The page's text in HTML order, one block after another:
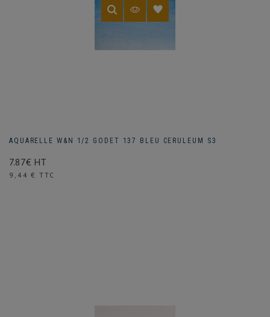
AQUARELLE W&N 1/2 GODET 137 BLEU CERULEUM S3
7.87€ HT
Prix
9,44 € TTC